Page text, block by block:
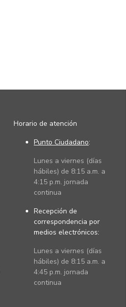
Horario de atención
Punto Ciudadano:
Lunes a viernes (días
hábiles) de 8:15 a.m. a
4:15 p.m. jornada
continua
Recepción de
correspondencia por
medios electrónicos:
Lunes a viernes (días
hábiles) de 8:15 a.m. a
4:45 p.m. jornada
continua